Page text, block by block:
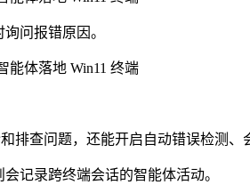
问报错原因。
查问题，还能开启自动错误检测、
记录跨终端会话的智能体活动。